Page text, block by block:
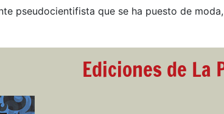
pseudocientifista que se ha puesto de
Ediciones de La